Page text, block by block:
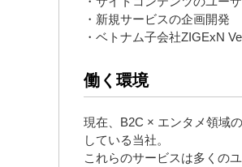
・新規サービスの企画開発
・ベトナム子会社ZIGExN
働く環境
現在、B2C × エンタメ領域
している当社。
これらのサービスは多くの